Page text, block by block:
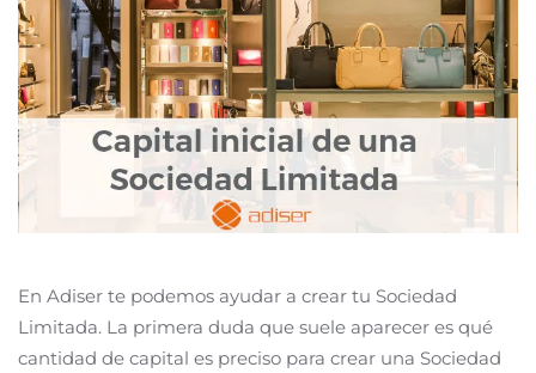
En Adiser te podemos ayudar a crear tu Sociedad
Limitada. La primera duda que suele aparecer es qué
cantidad de capital es preciso para crear una Sociedad